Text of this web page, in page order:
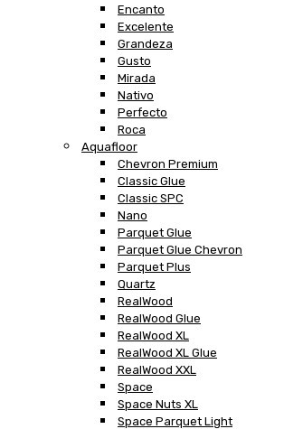
Encanto
Excelente
Grandeza
Gusto
Mirada
Nativo
Perfecto
Roca
Aquafloor
Chevron Premium
Classic Glue
Classic SPC
Nano
Parquet Glue
Parquet Glue Chevron
Parquet Plus
Quartz
RealWood
RealWood Glue
RealWood XL
RealWood XL Glue
RealWood XXL
Space
Space Nuts XL
Space Parquet Light